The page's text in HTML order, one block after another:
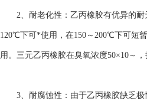
2、耐老化性：乙丙橡胶有优异的耐
120℃下可*使用，在150～200℃下可短
用。三元乙丙橡胶在臭氧浓度50×10～，
3、耐腐蚀性：由于乙丙橡胶缺乏极